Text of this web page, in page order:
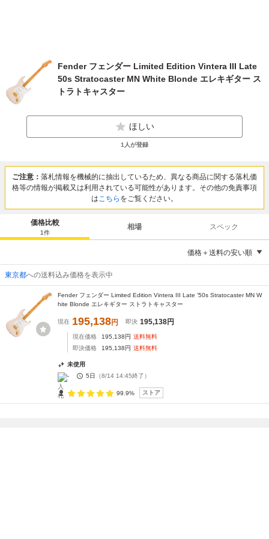
Fender フェンダー Limited Edition Vintera III Late
50s Stratocaster MN White Blonde エレキギター ス
トラトキャスター
ほしい
1 人が登録
ご注意： 落札情報を機械的に抽出しているため、異なる商品に関する落札価
格等の情報が掲載又は利用されている可能性があります。その他の免責事項
はこちら をご覧ください。
価格比較
1件
相場 スペック
価格＋送料の安い順
東京都への送料込み価格を表示中
Fender フェンダー Limited Edition Vintera III Late '50s Stratocaster MN W
hite Blonde エレキギター ストラトキャスター
現在 195,138円 即決 195,138円
現在価格 195,138円 送料無料
即決価格
195,138円 送料無料
未使用
-
5日 （8/14 14:45終了）
99.9% ストア